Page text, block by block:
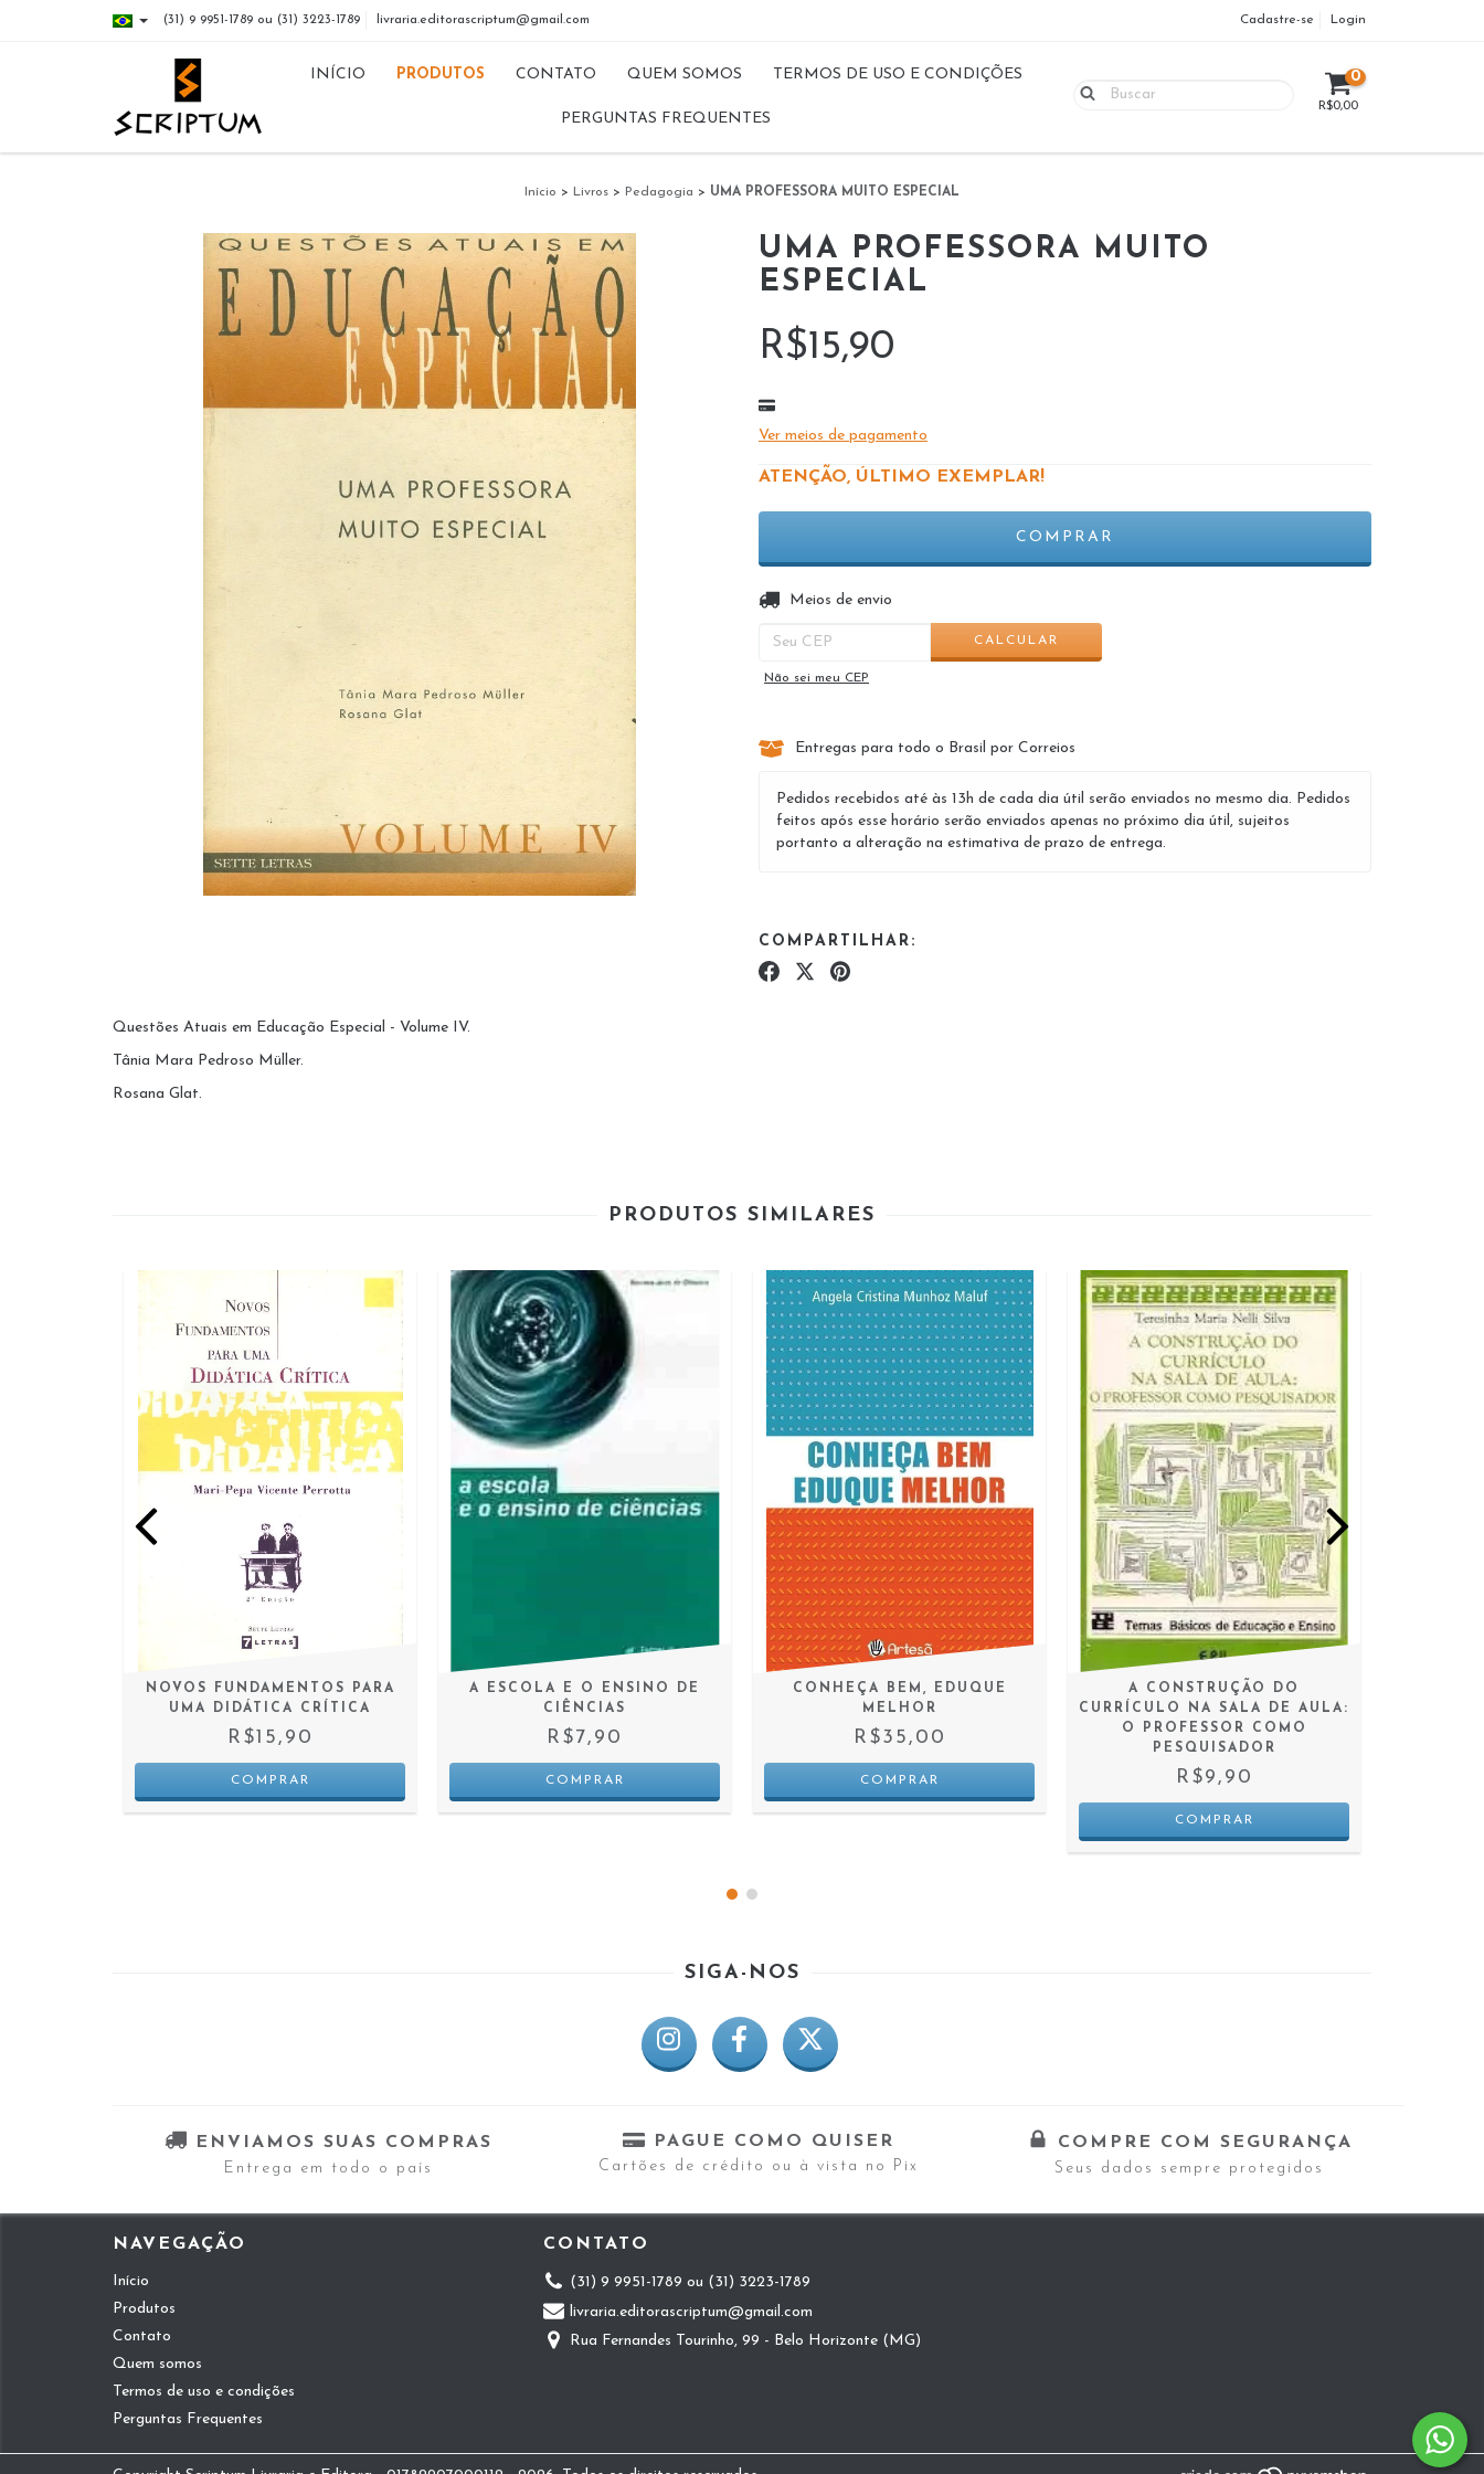
(31) 9 9951-1789 ou (31) 3223-1789 livraria.editorascriptum@gmail.com Cadastre-se Login
INÍCIO PRODUTOS CONTATO QUEM SOMOS TERMOS DE USO E CONDIÇÕES
PERGUNTAS FREQUENTES
0
R$0,00
Início > Livros > Pedagogia > UMA PROFESSORA MUITO ESPECIAL
UMA PROFESSORA MUITO
ESPECIAL
R$15,90
Ver meios de pagamento
ATENÇÃO, ÚLTIMO EXEMPLAR!
Entregas para o CEP:
Meios de envio
CALCULAR
Não sei meu CEP
Entregas para todo o Brasil por Correios
Pedidos recebidos até às 13h de cada dia útil serão enviados no mesmo dia. Pedidos
feitos após esse horário serão enviados apenas no próximo dia útil, sujeitos
portanto a alteração na estimativa de prazo de entrega.
COMPARTILHAR:
Questões Atuais em Educação Especial - Volume IV.
Tânia Mara Pedroso Müller.
Rosana Glat.
PRODUTOS SIMILARES
NOVOS FUNDAMENTOS PARA
UMA DIDÁTICA CRÍTICA
R$15,90
A ESCOLA E O ENSINO DE
CIÊNCIAS
R$7,90
CONHEÇA BEM, EDUQUE
MELHOR
R$35,00
A CONSTRUÇÃO DO
CURRÍCULO NA SALA DE AULA:
O PROFESSOR COMO
PESQUISADOR
R$9,90
SIGA-NOS
ENVIAMOS SUAS COMPRAS
Entrega em todo o país
PAGUE COMO QUISER
Cartões de crédito ou à vista no Pix
COMPRE COM SEGURANÇA
Seus dados sempre protegidos
NAVEGAÇÃO
Início
Produtos
Contato
Quem somos
Termos de uso e condições
Perguntas Frequentes
CONTATO
(31) 9 9951-1789 ou (31) 3223-1789
livraria.editorascriptum@gmail.com
Rua Fernandes Tourinho, 99 - Belo Horizonte (MG)